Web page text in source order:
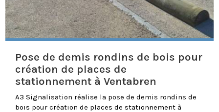
Pose de demis rondins de bois pour
création de places de
stationnement à Ventabren
A3 Signalisation réalise la pose de demis rondins de
bois pour création de places de stationnement à